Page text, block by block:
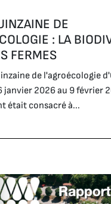
DE
: LA
FERMES
de l'agroécologie
janvier 2026 au 9 février
était consacré à...